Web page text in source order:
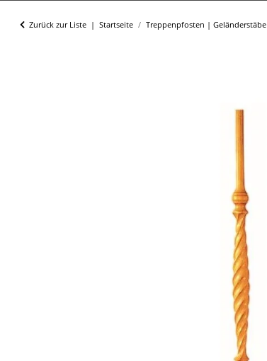
Zurück zur Liste Startseite Treppenpfosten | Geländerstäbe